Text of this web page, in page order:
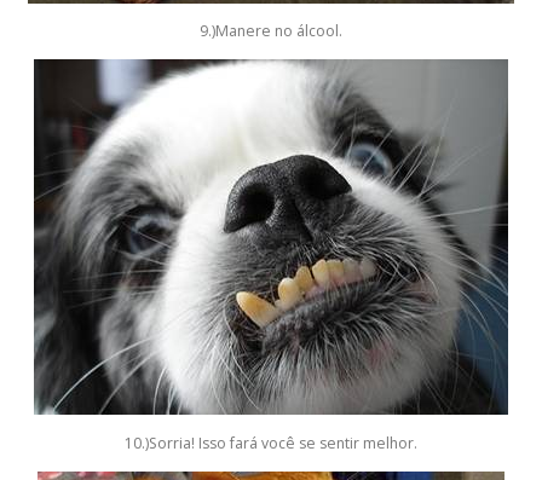
9.)Manere no álcool.
10.)Sorria! Isso fará você se sentir melhor.